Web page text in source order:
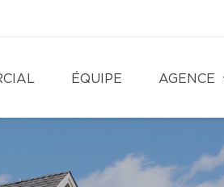
ÉQUIPE AGENCE